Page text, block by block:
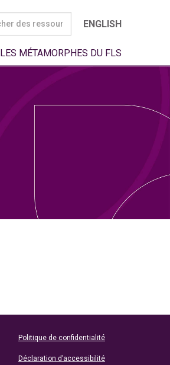
ENGLISH
LES MÉTAMORPHES DU FLS
Politique de confidentialité
Déclaration d’accessibilité